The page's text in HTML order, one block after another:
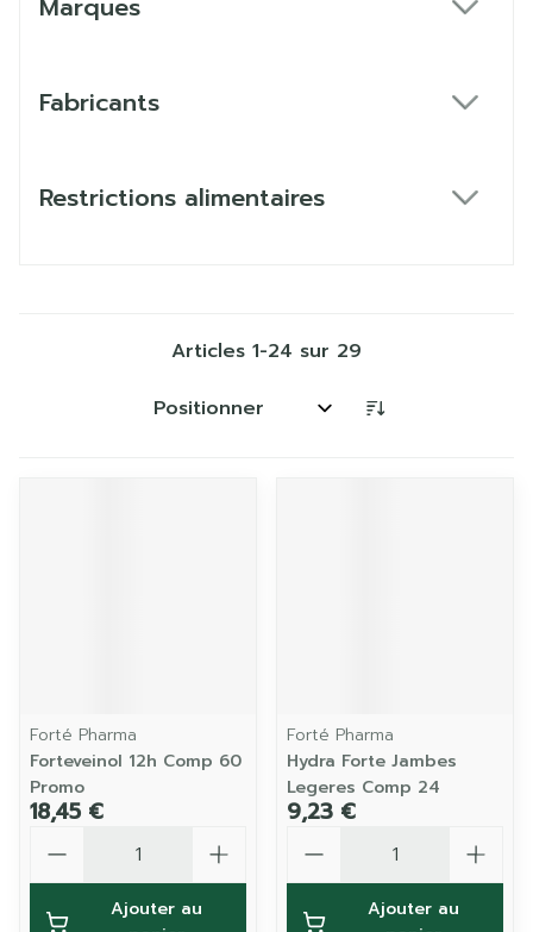
Marques
Fabricants
Restrictions alimentaires
Articles 1-24 sur 29
Trier par:
Forté Pharma
Forteveinol 12h Comp 60
Promo
18,45 €
Ajouter au
Forté Pharma
Hydra Forte Jambes
Legeres Comp 24
9,23 €
Ajouter au